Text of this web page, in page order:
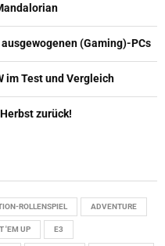
(Gaming)-PCs
im Test und Vergleich
zurück!
ROLLENSPIEL ADVENTURE
'EM UP E3